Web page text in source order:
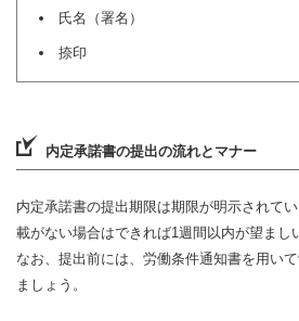
氏名（署名）
捺印
内定承諾書の提出の流れとマナー
内定承諾書の提出期限は期限が明示されて
載がない場合はできれば1週間以内が望まし
なお、提出前には、労働条件通知書を用い
ましょう。